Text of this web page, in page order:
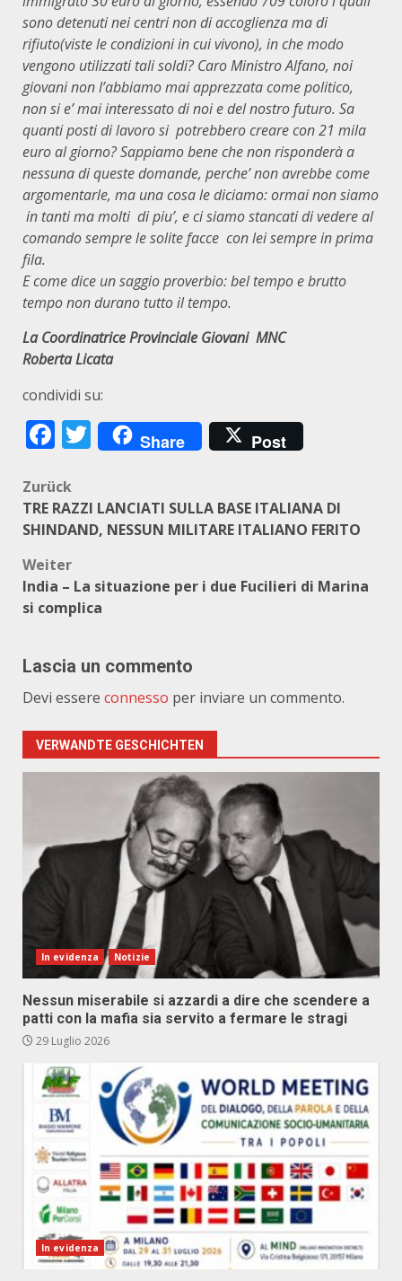
sono detenuti nei centri non di accoglienza ma di
rifiuto(viste le condizioni in cui vivono), in che modo
vengono utilizzati tali soldi? Caro Ministro Alfano, noi
giovani non l’abbiamo mai apprezzata come politico,
non si e’ mai interessato di noi e del nostro futuro. Sa
quanti posti di lavoro si potrebbero creare con 21 mila
euro al giorno? Sappiamo bene che non risponderà a
nessuna di queste domande, perche’ non avrebbe come
argomentarle, ma una cosa le diciamo: ormai non siamo
in tanti ma molti di piu’, e ci siamo stancati di vedere al
comando sempre le solite facce con lei sempre in prima
fila.
E come dice un saggio proverbio: bel tempo e brutto
tempo non durano tutto il tempo.
La Coordinatrice Provinciale Giovani MNC
Roberta Licata
condividi su:
Facebook
Twitter
Share Post
Beitragsnavigation
Zurück
TRE RAZZI LANCIATI SULLA BASE ITALIANA DI
SHINDAND, NESSUN MILITARE ITALIANO FERITO
Weiter
India – La situazione per i due Fucilieri di Marina
si complica
Lascia un commento
Devi essere connesso per inviare un commento.
VERWANDTE GESCHICHTEN
In evidenza Notizie
Nessun miserabile si azzardi a dire che scendere a
patti con la mafia sia servito a fermare le stragi
29 Luglio 2026
In evidenza